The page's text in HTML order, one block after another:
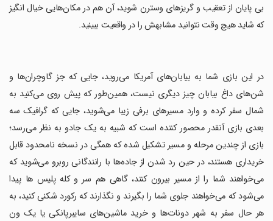
بی پایان از تعقیب و گریزهای وسترن شوید، آن هم در مکان‌هایی خیال انگیز
که شاید هیچ وقت نتوانید مشابهش را در واقعیت ببینید.
‏در این بازی شما به بیابان‌های آمریکا می‌روید، جایی که جز گاوچران‌ها و
شن‌های داغ بیابان چیز دیگری نیست، همین‌طور که پیش روی می‌کنید به
شمال سفر کرده و وارد مسیرهای برفی زیبا می‌شوید، جایی که گرافیک سه
بعدی بازی آنقدر محصور کننده است که شبیه به یک جادو به نظر می‌رسد؛
بازی از چندین مرحله و مسیر تشکیل شده که همگی در نسخه نامحدود قابل
خریداری هستند، در حین رد شدن از جاده‌ها با رانندگانی روبرو می‌شوید که
می‌خواهند شما را از مسیر بیرون کنند، گاهی هم سر و کله پلیس ها پیدا
می‌شود که می‌خواهند جلوی شما را بگیرند و نگذارند که رکورد شکنی کنید، به
هر حال سفر به شهر دونات‌ها و خرید ماشین‌های سایبرپانکی یا یک ون